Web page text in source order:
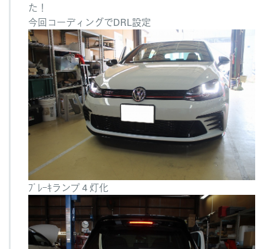
た！
今回コーディングでDRL設定
ﾌﾞﾚｰｷランプ４灯化